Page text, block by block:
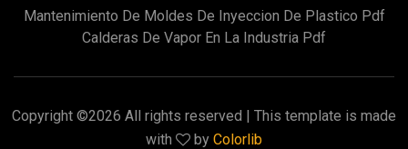
Mantenimiento De Moldes De Inyeccion De Plastico Pdf
Calderas De Vapor En La Industria Pdf
Copyright ©2026 All rights reserved | This template is made
with
by Colorlib